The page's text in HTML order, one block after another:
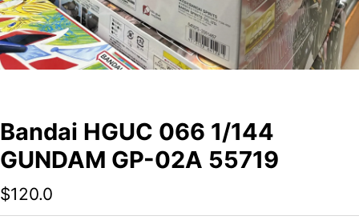
Bandai HGUC 066 1/144
GUNDAM GP-02A 55719
$120.0